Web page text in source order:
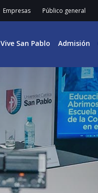
Empresas Público general
Vive San Pablo Admisión